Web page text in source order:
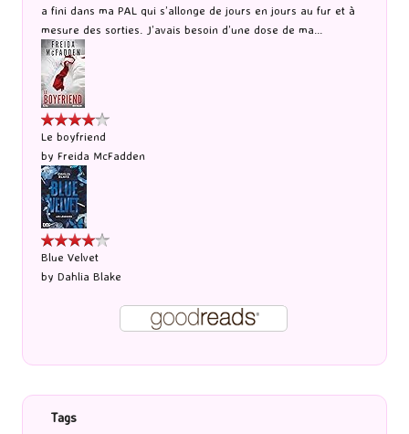
a fini dans ma PAL qui s’allonge de jours en jours au fur et à
mesure des sorties. J’avais besoin d’une dose de ma...
Le boyfriend
by Freida McFadden
Blue Velvet
by Dahlia Blake
Tags